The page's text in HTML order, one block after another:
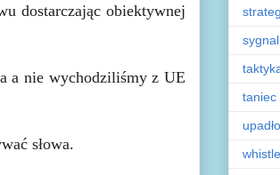
dostarczając obiektywnej
a nie wychodziliśmy z UE
słowa.
taniec